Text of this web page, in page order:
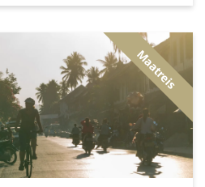
Maatreis